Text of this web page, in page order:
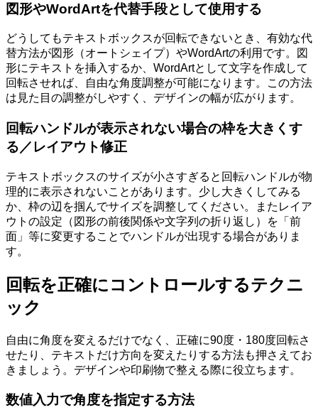
図形やWordArtを代替手段として使用する
どうしてもテキストボックスが回転できないとき、有効な代
替方法が図形（オートシェイプ）やWordArtの利用です。図
形にテキストを挿入するか、WordArtとして文字を作成して
回転させれば、自由な角度調整が可能になります。この方法
は見た目の調整がしやすく、デザインの幅が広がります。
回転ハンドルが表示されない場合の枠を大きくす
る／レイアウト修正
テキストボックスのサイズが小さすぎると回転ハンドルが物
理的に表示されないことがあります。少し大きくしてみる
か、枠の辺を掴んでサイズを調整してください。またレイア
ウトの設定（図形の前後関係や文字列の折り返し）を「前
面」等に変更することでハンドルが出現する場合がありま
す。
回転を正確にコントロールするテクニ
ック
自由に角度を変えるだけでなく、正確に90度・180度回転さ
せたり、テキストだけ方向を変えたりする方法も押さえてお
きましょう。デザインや印刷物で整える際に役立ちます。
数値入力で角度を指定する方法